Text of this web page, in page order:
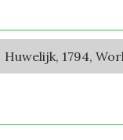
Huwelijk, 1794,